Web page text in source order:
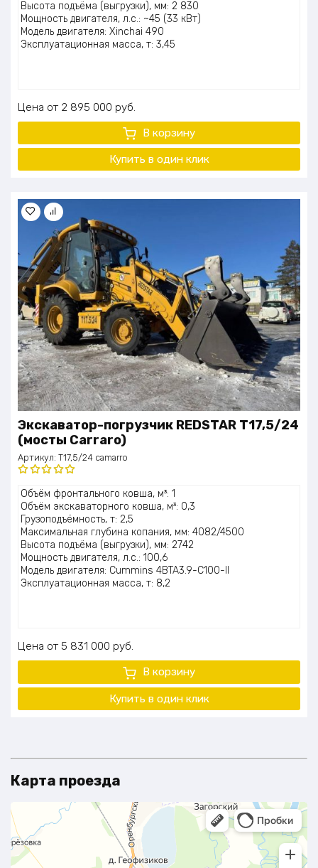
Высота подъёма (выгрузки), мм: 2 830
Мощность двигателя, л.с.: ~45 (33 кВт)
Модель двигателя: Xinchai 490
Эксплуатационная масса, т: 3,45
Цена 2 895 000 руб.
В корзину
Купить в один клик
Экскаватор-погрузчик REDSTAR T17,5/24
(мосты Carraro)
Артикул: T17,5/24 camarro
Оценка
5.00 из 5
Объём фронтального ковша, м³: 1
Объём экскаваторного ковша, м³: 0,3
Грузоподъёмность, т: 2,5
Максимальная глубина копания, мм: 4082/4500
Высота подъёма (выгрузки), мм: 2742
Мощность двигателя, л.с.: 100,6
Модель двигателя: Cummins 4BTA3.9-C100-II
Эксплуатационная масса, т: 8,2
Цена 5 831 000 руб.
В корзину
Купить в один клик
Карта проезда